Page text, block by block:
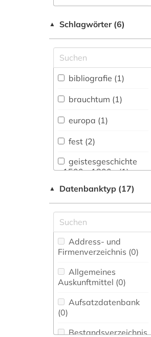
fachübergreifende
Allgemeine und
vergleichende Sprach-
und
Literaturwissenschaft.
Indogermanistik.
Außereuropäische
Sprachen und
Literaturen (0)
Anglistik.
Amerikanistik (1)
Vermessungswesen (0)
Biologie,
Biotechnologie (0)
Buch- und
Bibliothekswesen,
Informationswissenschaft
(0)
Pharmazie (0)
▲ Schlagwörter (6)
bibliografie (1)
brauchtum (1)
europa (1)
fest (2)
geistesgeschichte
<1500 - 1800> (1)
tradition (1)
▲ Datenbanktyp (17)
Address- und
Firmenverzeichnis (0)
Allgemeines
Auskunftmittel (0)
Aufsatzdatenbank
(0)
Bestandsverzeichnis